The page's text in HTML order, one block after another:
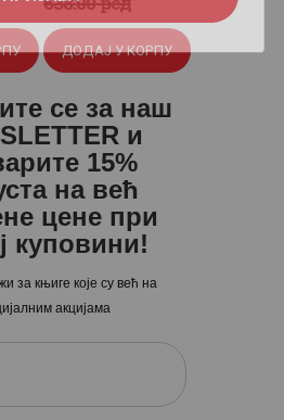
је
била:
638 .
0
0
рсд.
је:
480.
0
0
рсд.
ДОДАЈ У КОРПУ
се за наш
и
15%
на већ
цене при
куповини!
за књиге које су већ на
акцијама